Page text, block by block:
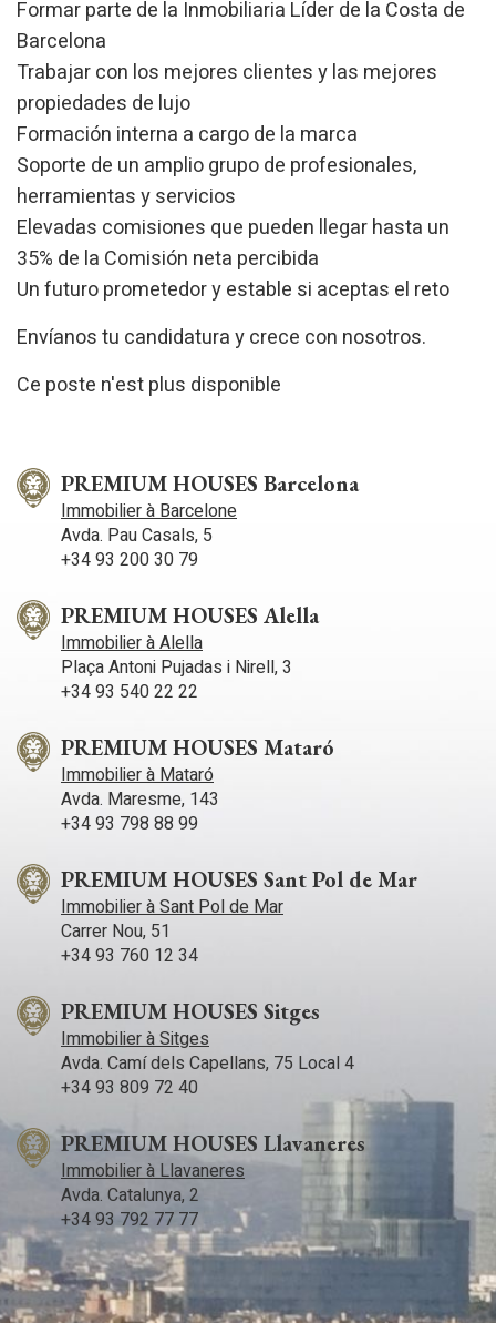
Formar parte de la Inmobiliaria Líder de la Costa de
Barcelona
Trabajar con los mejores clientes y las mejores
propiedades de lujo
Formación interna a cargo de la marca
Soporte de un amplio grupo de profesionales,
herramientas y servicios
Elevadas comisiones que pueden llegar hasta un
35% de la Comisión neta percibida
Un futuro prometedor y estable si aceptas el reto
Envíanos tu candidatura y crece con nosotros.
Ce poste n'est plus disponible
PREMIUM HOUSES Barcelona
Immobilier à Barcelone
Avda. Pau Casals, 5
+34 93 200 30 79
PREMIUM HOUSES Alella
Immobilier à Alella
Plaça Antoni Pujadas i Nirell, 3
+34 93 540 22 22
PREMIUM HOUSES Mataró
Immobilier à Mataró
Avda. Maresme, 143
+34 93 798 88 99
PREMIUM HOUSES Sant Pol de Mar
Immobilier à Sant Pol de Mar
Carrer Nou, 51
+34 93 760 12 34
PREMIUM HOUSES Sitges
Immobilier à Sitges
Avda. Camí­ dels Capellans, 75 Local 4
+34 93 809 72 40
PREMIUM HOUSES Llavaneres
Immobilier à Llavaneres
Avda. Catalunya, 2
+34 93 792 77 77